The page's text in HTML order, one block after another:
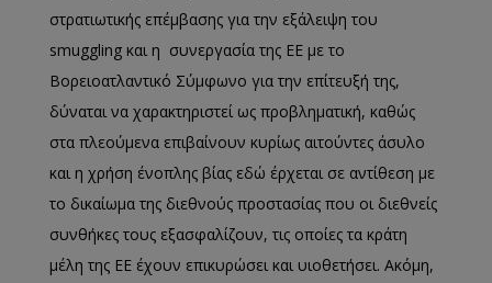
στρατιωτικής επέμβασης για την εξάλειψη του
smuggling και η συνεργασία της ΕΕ με το
Βορειοατλαντικό Σύμφωνο για την επίτευξή της,
δύναται να χαρακτηριστεί ως προβληματική, καθώς
στα πλεούμενα επιβαίνουν κυρίως αιτούντες άσυλο
και η χρήση ένοπλης βίας εδώ έρχεται σε αντίθεση με
το δικαίωμα της διεθνούς προστασίας που οι διεθνείς
συνθήκες τους εξασφαλίζουν, τις οποίες τα κράτη
μέλη της ΕΕ έχουν επικυρώσει και υιοθετήσει. Ακόμη,